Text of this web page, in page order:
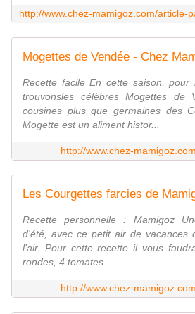
Mogettes de Vendée - Chez
Recette facile En cette saison, pour
trouvonsles célèbres Mogettes de
cousines plus que germaines des
Mogette est un aliment histor...
http://www.chez-
Recette personnelle : Mamigoz
d'été, avec ce petit air de vacances
l'air. Pour cette recette il vous
rondes, 4 tomates ...
http://www.chez-